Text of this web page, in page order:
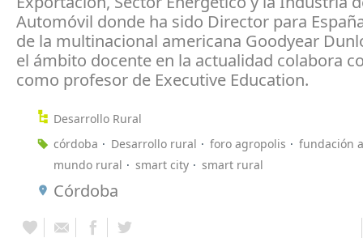
Automóvil donde ha sido Director para
de la multinacional americana Goodyear
el ámbito docente en la actualidad colabora
como profesor de Executive Education.
Desarrollo Rural
córdoba
Desarrollo rural foro agropolis
fundación
mundo rural
smart city smart rural
Córdoba